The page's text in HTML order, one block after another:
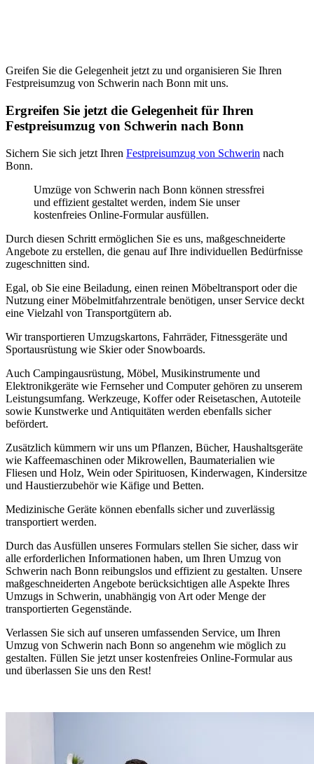
Greifen Sie die Gelegenheit jetzt zu und organisieren Sie Ihren
Festpreisumzug von Schwerin nach Bonn mit uns.
Ergreifen Sie jetzt die Gelegenheit für Ihren
Festpreisumzug von Schwerin nach Bonn
Sichern Sie sich jetzt Ihren Festpreisumzug von Schwerin nach
Bonn.
Umzüge von Schwerin nach Bonn können stressfrei
und effizient gestaltet werden, indem Sie unser
kostenfreies Online-Formular ausfüllen.
Durch diesen Schritt ermöglichen Sie es uns, maßgeschneiderte
Angebote zu erstellen, die genau auf Ihre individuellen Bedürfnisse
zugeschnitten sind.
Egal, ob Sie eine Beiladung, einen reinen Möbeltransport oder die
Nutzung einer Möbelmitfahrzentrale benötigen, unser Service deckt
eine Vielzahl von Transportgütern ab.
Wir transportieren Umzugskartons, Fahrräder, Fitnessgeräte und
Sportausrüstung wie Skier oder Snowboards.
Auch Campingausrüstung, Möbel, Musikinstrumente und
Elektronikgeräte wie Fernseher und Computer gehören zu unserem
Leistungsumfang. Werkzeuge, Koffer oder Reisetaschen, Autoteile
sowie Kunstwerke und Antiquitäten werden ebenfalls sicher
befördert.
Zusätzlich kümmern wir uns um Pflanzen, Bücher, Haushaltsgeräte
wie Kaffeemaschinen oder Mikrowellen, Baumaterialien wie
Fliesen und Holz, Wein oder Spirituosen, Kinderwagen, Kindersitze
und Haustierzubehör wie Käfige und Betten.
Medizinische Geräte können ebenfalls sicher und zuverlässig
transportiert werden.
Durch das Ausfüllen unseres Formulars stellen Sie sicher, dass wir
alle erforderlichen Informationen haben, um Ihren Umzug von
Schwerin nach Bonn reibungslos und effizient zu gestalten. Unsere
maßgeschneiderten Angebote berücksichtigen alle Aspekte Ihres
Umzugs in Schwerin, unabhängig von Art oder Menge der
transportierten Gegenstände.
Verlassen Sie sich auf unseren umfassenden Service, um Ihren
Umzug von Schwerin nach Bonn so angenehm wie möglich zu
gestalten. Füllen Sie jetzt unser kostenfreies Online-Formular aus
und überlassen Sie uns den Rest!